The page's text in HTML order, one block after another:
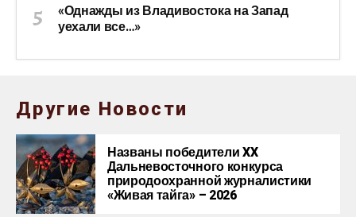
«Однажды из Владивостока на Запад
уехали все…»
Другие Новости
Названы победители XX
Дальневосточного конкурса
природоохранной журналистики
«Живая тайга» – 2026